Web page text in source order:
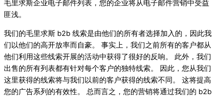
毛里求斯企业电子邮件列表，您的企业将从电子邮件营销中受益
匪浅。
我们的毛里求斯 b2b 线索是由他们的所有者选择加入的，因此我
们以他们的高开放率而自豪。 事实上，我们之前所有的客户都从
他们利用这些线索开展的活动中获得了很好的反响。 此外，我们
出售的所有列表都有针对每个客户的独特线索。 因此，您从我们
这里获得的线索将与我们以前的客户获得的线索不同。 这将提高
您的广告系列的有效性。 总而言之，您的营销将通过我们的 b2b